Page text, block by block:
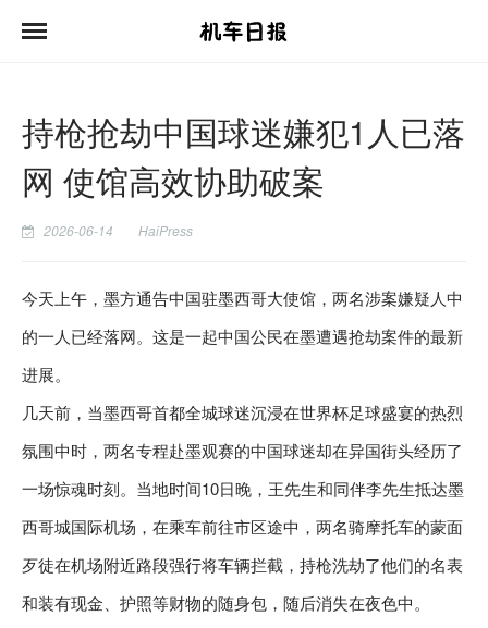
持枪抢劫中国球迷嫌犯1人已落
网 使馆高效协助破案
2026-06-14 HaiPress
今天上午，墨方通告中国驻墨西哥大使馆，两名涉案嫌疑人中
的一人已经落网。这是一起中国公民在墨遭遇抢劫案件的最新
进展。
几天前，当墨西哥首都全城球迷沉浸在世界杯足球盛宴的热烈
氛围中时，两名专程赴墨观赛的中国球迷却在异国街头经历了
一场惊魂时刻。当地时间10日晚，王先生和同伴李先生抵达墨
西哥城国际机场，在乘车前往市区途中，两名骑摩托车的蒙面
歹徒在机场附近路段强行将车辆拦截，持枪洗劫了他们的名表
和装有现金、护照等财物的随身包，随后消失在夜色中。